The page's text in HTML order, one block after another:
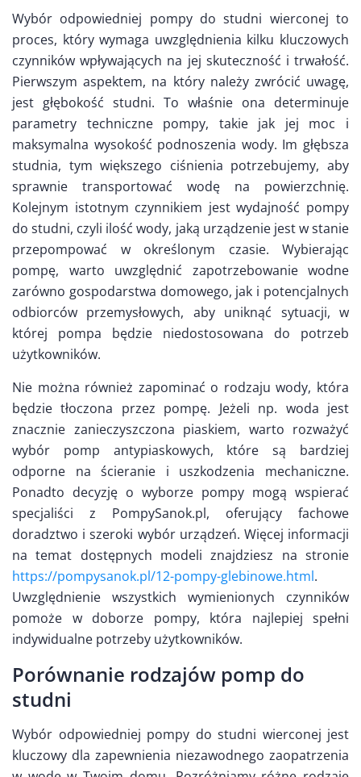
Wybór odpowiedniej pompy do studni wierconej to
proces, który wymaga uwzględnienia kilku kluczowych
czynników wpływających na jej skuteczność i trwałość.
Pierwszym aspektem, na który należy zwrócić uwagę,
jest głębokość studni. To właśnie ona determinuje
parametry techniczne pompy, takie jak jej moc i
maksymalna wysokość podnoszenia wody. Im głębsza
studnia, tym większego ciśnienia potrzebujemy, aby
sprawnie transportować wodę na powierzchnię.
Kolejnym istotnym czynnikiem jest wydajność pompy
do studni, czyli ilość wody, jaką urządzenie jest w stanie
przepompować w określonym czasie. Wybierając
pompę, warto uwzględnić zapotrzebowanie wodne
zarówno gospodarstwa domowego, jak i potencjalnych
odbiorców przemysłowych, aby uniknąć sytuacji, w
której pompa będzie niedostosowana do potrzeb
użytkowników.
Nie można również zapominać o rodzaju wody, która
będzie tłoczona przez pompę. Jeżeli np. woda jest
znacznie zanieczyszczona piaskiem, warto rozważyć
wybór pomp antypiaskowych, które są bardziej
odporne na ścieranie i uszkodzenia mechaniczne.
Ponadto decyzję o wyborze pompy mogą wspierać
specjaliści z PompySanok.pl, oferujący fachowe
doradztwo i szeroki wybór urządzeń. Więcej informacji
na temat dostępnych modeli znajdziesz na stronie
https://pompysanok.pl/12-pompy-glebinowe.html.
Uwzględnienie wszystkich wymienionych czynników
pomoże w doborze pompy, która najlepiej spełni
indywidualne potrzeby użytkowników.
Porównanie rodzajów pomp do
studni
Wybór odpowiedniej pompy do studni wierconej jest
kluczowy dla zapewnienia niezawodnego zaopatrzenia